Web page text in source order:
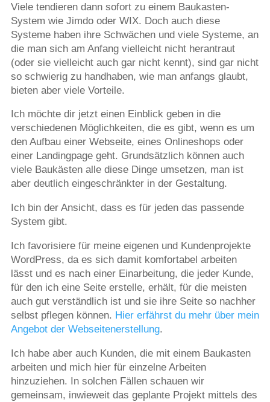
Viele tendieren dann sofort zu einem Baukasten-
System wie Jimdo oder WIX. Doch auch diese
Systeme haben ihre Schwächen und viele Systeme, an
die man sich am Anfang vielleicht nicht herantraut
(oder sie vielleicht auch gar nicht kennt), sind gar nicht
so schwierig zu handhaben, wie man anfangs glaubt,
bieten aber viele Vorteile.
Ich möchte dir jetzt einen Einblick geben in die
verschiedenen Möglichkeiten, die es gibt, wenn es um
den Aufbau einer Webseite, eines Onlineshops oder
einer Landingpage geht. Grundsätzlich können auch
viele Baukästen alle diese Dinge umsetzen, man ist
aber deutlich eingeschränkter in der Gestaltung.
Ich bin der Ansicht, dass es für jeden das passende
System gibt.
Ich favorisiere für meine eigenen und Kundenprojekte
WordPress, da es sich damit komfortabel arbeiten
lässt und es nach einer Einarbeitung, die jeder Kunde,
für den ich eine Seite erstelle, erhält, für die meisten
auch gut verständlich ist und sie ihre Seite so nachher
selbst pflegen können. Hier erfährst du mehr über mein
Angebot der Webseitenerstellung.
Ich habe aber auch Kunden, die mit einem Baukasten
arbeiten und mich hier für einzelne Arbeiten
hinzuziehen. In solchen Fällen schauen wir
gemeinsam, inwieweit das geplante Projekt mittels des